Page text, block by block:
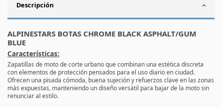
Descripción
ALPINESTARS BOTAS CHROME BLACK ASPHALT/GUM
BLUE
Características:
Zapatillas de moto de corte urbano que combinan una estética discreta
con elementos de protección pensados para el uso diario en ciudad.
Ofrecen una pisada cómoda, buena sujeción y refuerzos clave en las zonas
más expuestas, manteniendo un diseño versátil para bajar de la moto sin
renunciar al estilo.